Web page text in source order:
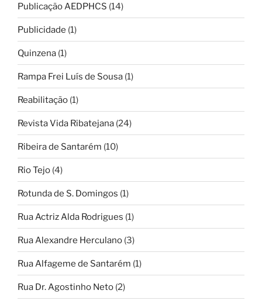
Publicação AEDPHCS (14)
Publicidade (1)
Quinzena (1)
Rampa Frei Luís de Sousa (1)
Reabilitação (1)
Revista Vida Ribatejana (24)
Ribeira de Santarém (10)
Rio Tejo (4)
Rotunda de S. Domingos (1)
Rua Actriz Alda Rodrigues (1)
Rua Alexandre Herculano (3)
Rua Alfageme de Santarém (1)
Rua Dr. Agostinho Neto (2)